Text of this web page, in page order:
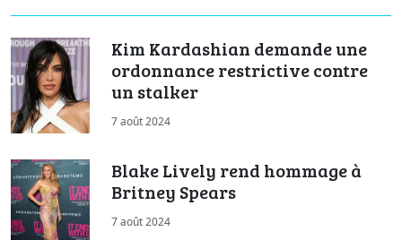
Kim Kardashian demande une
ordonnance restrictive contre
un stalker
7 août 2024
Blake Lively rend hommage à
Britney Spears
7 août 2024